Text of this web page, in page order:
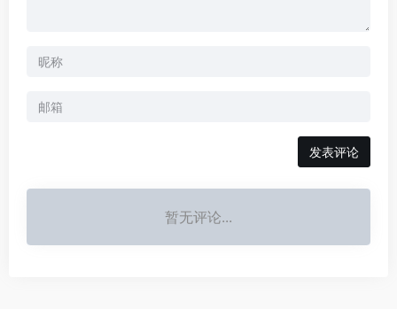
发表评论
暂无评论...